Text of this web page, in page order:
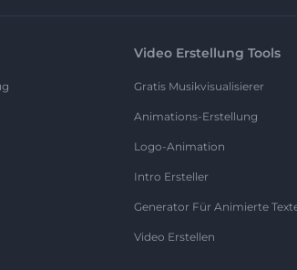
Video Erstellung Tools
Gratis Musikvisualisierer
Animations-Erstellung
Logo-Animation
Intro Ersteller
Generator Für Animierte
Video Erstellen